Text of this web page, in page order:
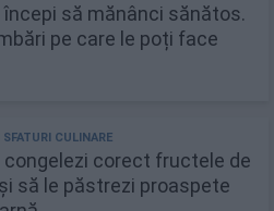
începi să mănânci sănătos.
pe care le poți face
congelezi corect fructele de
să le păstrezi proaspete